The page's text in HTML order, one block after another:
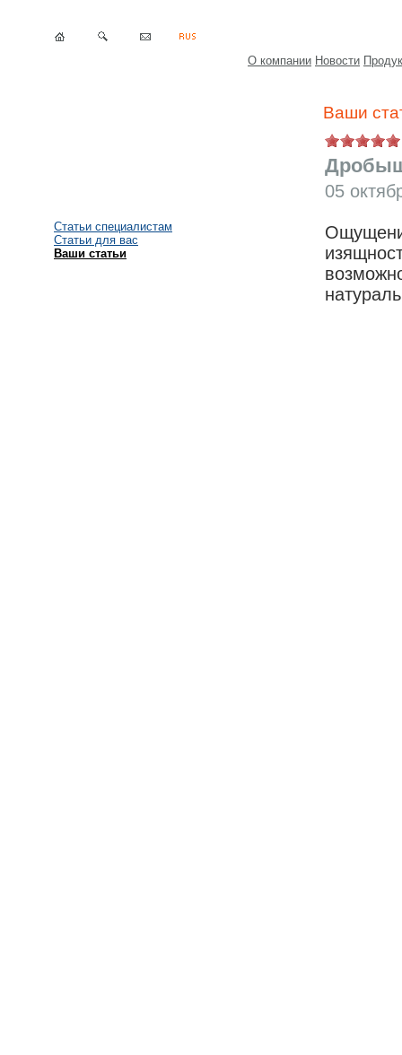
О компании Новости
Статьи специалистам
Статьи для вас
Ваши статьи
Ваши
05